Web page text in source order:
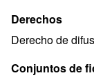
Derechos
Derecho de
Conjuntos de